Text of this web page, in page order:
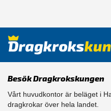
Besök Dragkrokskungen
Vårt huvudkontor är beläget i
dragkrokar över hela landet.